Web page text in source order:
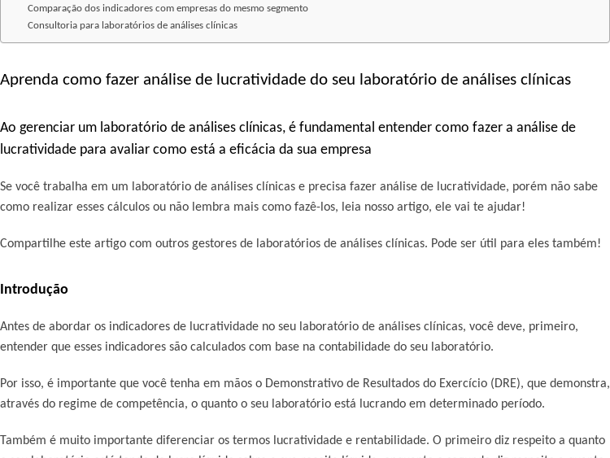
Comparação dos indicadores com empresas do mesmo segmento
Consultoria para laboratórios de análises clínicas
Aprenda como fazer análise de lucratividade do seu laboratório de análises clínicas
Ao gerenciar um laboratório de análises clínicas, é fundamental entender como fazer a análise de
lucratividade para avaliar como está a eficácia da sua empresa
Se você trabalha em um laboratório de análises clínicas e precisa fazer análise de lucratividade, porém não sabe
como realizar esses cálculos ou não lembra mais como fazê-los, leia nosso artigo, ele vai te ajudar!
Compartilhe este artigo com outros gestores de laboratórios de análises clínicas. Pode ser útil para eles também!
Introdução
Antes de abordar os indicadores de lucratividade no seu laboratório de análises clínicas, você deve, primeiro,
entender que esses indicadores são calculados com base na contabilidade do seu laboratório.
Por isso, é importante que você tenha em mãos o Demonstrativo de Resultados do Exercício (DRE), que demonstra,
através do regime de competência, o quanto o seu laboratório está lucrando em determinado período.
Também é muito importante diferenciar os termos lucratividade e rentabilidade. O primeiro diz respeito a quanto